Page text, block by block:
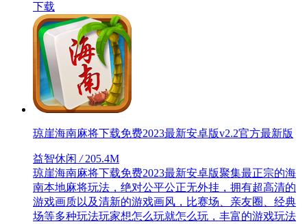
下载
琼崖海南麻将下载免费2023最新安卓版v2.2官方最新版
益智休闲 /205.4M
琼崖海南麻将下载免费2023最新安卓版聚集最正宗的海
南本地麻将玩法，绝对公平公正无外挂，拥有超高清的
游戏画质以及清新的游戏画风，比赛场、亲友圈、经典
场等多种玩法玩家想怎么玩就怎么玩，丰富的游戏玩法